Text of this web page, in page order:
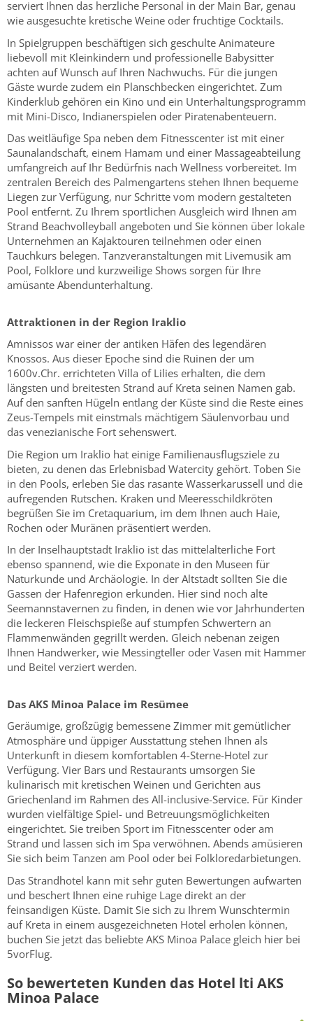
serviert Ihnen das herzliche Personal in der Main Bar, genau
wie ausgesuchte kretische Weine oder fruchtige Cocktails.
In Spielgruppen beschäftigen sich geschulte Animateure
liebevoll mit Kleinkindern und professionelle Babysitter
achten auf Wunsch auf Ihren Nachwuchs. Für die jungen
Gäste wurde zudem ein Planschbecken eingerichtet. Zum
Kinderklub gehören ein Kino und ein Unterhaltungsprogramm
mit Mini-Disco, Indianerspielen oder Piratenabenteuern.
Das weitläufige Spa neben dem Fitnesscenter ist mit einer
Saunalandschaft, einem Hamam und einer Massageabteilung
umfangreich auf Ihr Bedürfnis nach Wellness vorbereitet. Im
zentralen Bereich des Palmengartens stehen Ihnen bequeme
Liegen zur Verfügung, nur Schritte vom modern gestalteten
Pool entfernt. Zu Ihrem sportlichen Ausgleich wird Ihnen am
Strand Beachvolleyball angeboten und Sie können über lokale
Unternehmen an Kajaktouren teilnehmen oder einen
Tauchkurs belegen. Tanzveranstaltungen mit Livemusik am
Pool, Folklore und kurzweilige Shows sorgen für Ihre
amüsante Abendunterhaltung.
Attraktionen in der Region Iraklio
Amnissos war einer der antiken Häfen des legendären
Knossos. Aus dieser Epoche sind die Ruinen der um
1600v.Chr. errichteten Villa of Lilies erhalten, die dem
längsten und breitesten Strand auf Kreta seinen Namen gab.
Auf den sanften Hügeln entlang der Küste sind die Reste eines
Zeus-Tempels mit einstmals mächtigem Säulenvorbau und
das venezianische Fort sehenswert.
Die Region um Iraklio hat einige Familienausflugsziele zu
bieten, zu denen das Erlebnisbad Watercity gehört. Toben Sie
in den Pools, erleben Sie das rasante Wasserkarussell und die
aufregenden Rutschen. Kraken und Meeresschildkröten
begrüßen Sie im Cretaquarium, im dem Ihnen auch Haie,
Rochen oder Muränen präsentiert werden.
In der Inselhauptstadt Iraklio ist das mittelalterliche Fort
ebenso spannend, wie die Exponate in den Museen für
Naturkunde und Archäologie. In der Altstadt sollten Sie die
Gassen der Hafenregion erkunden. Hier sind noch alte
Seemannstavernen zu finden, in denen wie vor Jahrhunderten
die leckeren Fleischspieße auf stumpfen Schwertern an
Flammenwänden gegrillt werden. Gleich nebenan zeigen
Ihnen Handwerker, wie Messingteller oder Vasen mit Hammer
und Beitel verziert werden.
Das AKS Minoa Palace im Resümee
Geräumige, großzügig bemessene Zimmer mit gemütlicher
Atmosphäre und üppiger Ausstattung stehen Ihnen als
Unterkunft in diesem komfortablen 4-Sterne-Hotel zur
Verfügung. Vier Bars und Restaurants umsorgen Sie
kulinarisch mit kretischen Weinen und Gerichten aus
Griechenland im Rahmen des All-inclusive-Service. Für Kinder
wurden vielfältige Spiel- und Betreuungsmöglichkeiten
eingerichtet. Sie treiben Sport im Fitnesscenter oder am
Strand und lassen sich im Spa verwöhnen. Abends amüsieren
Sie sich beim Tanzen am Pool oder bei Folkloredarbietungen.
Das Strandhotel kann mit sehr guten Bewertungen aufwarten
und beschert Ihnen eine ruhige Lage direkt an der
feinsandigen Küste. Damit Sie sich zu Ihrem Wunschtermin
auf Kreta in einem ausgezeichneten Hotel erholen können,
buchen Sie jetzt das beliebte AKS Minoa Palace gleich hier bei
5vorFlug.
So bewerteten Kunden das Hotel lti AKS
Minoa Palace